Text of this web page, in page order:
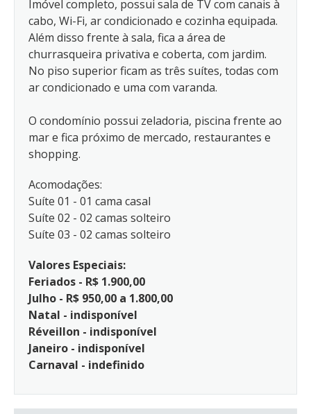
Imóvel completo, possui sala de TV com canais à
cabo, Wi-Fi, ar condicionado e cozinha equipada.
Além disso frente à sala, fica a área de
churrasqueira privativa e coberta, com jardim.
No piso superior ficam as três suítes, todas com
ar condicionado e uma com varanda.
O condomínio possui zeladoria, piscina frente ao
mar e fica próximo de mercado, restaurantes e
shopping.
Acomodações:
Suíte 01 - 01 cama casal
Suíte 02 - 02 camas solteiro
Suíte 03 - 02 camas solteiro
Valores Especiais:
Feriados - R$ 1.900,00
Julho - R$ 950,00 a 1.800,00
Natal - indisponível
Réveillon - indisponível
Janeiro - indisponível
Carnaval - indefinido